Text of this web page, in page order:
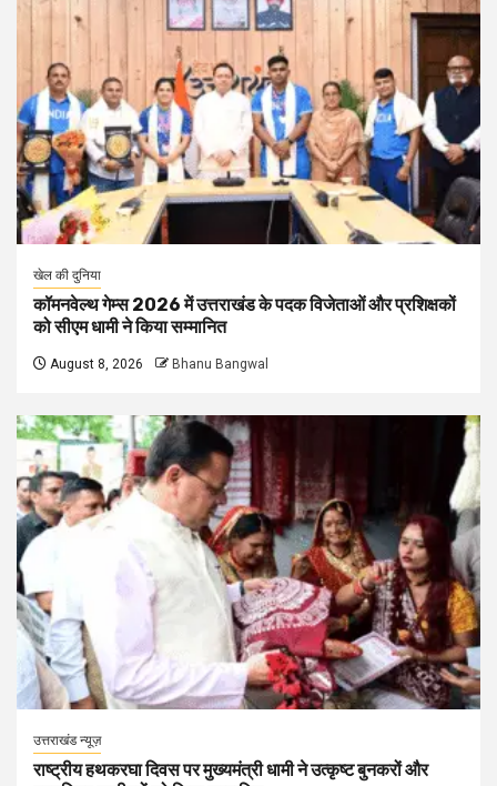
खेल की दुनिया
कॉमनवेल्थ गेम्स 2026 में उत्तराखंड के पदक विजेताओं और प्रशिक्षकों
को सीएम धामी ने किया सम्मानित
August 8, 2026 Bhanu Bangwal
उत्तराखंड न्यूज़
राष्ट्रीय हथकरघा दिवस पर मुख्यमंत्री धामी ने उत्कृष्ट बुनकरों और